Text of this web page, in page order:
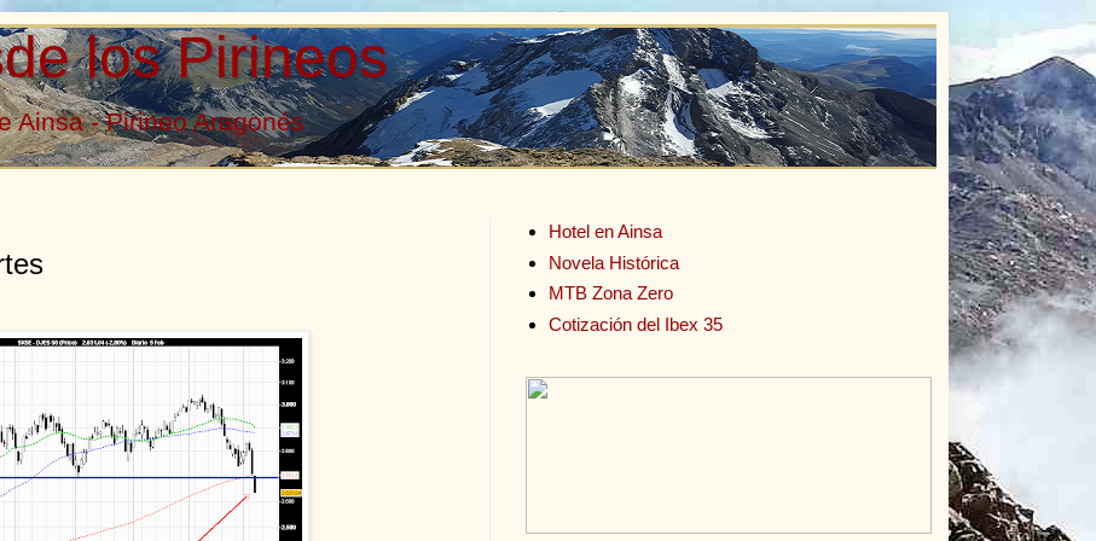
los Pirineos
Ainsa - Pirineo Aragonés
Hotel en Ainsa
Novela Histórica
MTB Zona Zero
Cotización del Ibex 35